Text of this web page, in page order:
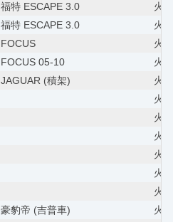
福特 ESCAPE 3.0
火
福特 ESCAPE 3.0
火
FOCUS
火
FOCUS 05-10
火
JAGUAR (積架)
火
火
火
火
火
火
火
豪豹帝 (吉普車)
火